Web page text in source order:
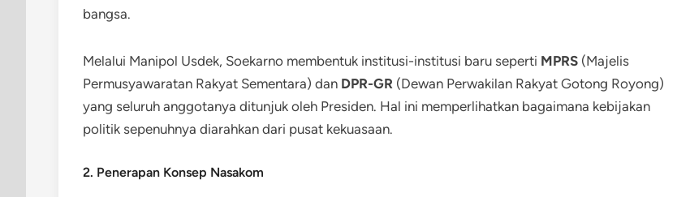
bangsa.
Melalui Manipol Usdek, Soekarno membentuk institusi-institusi baru seperti MPRS (Majelis
Permusyawaratan Rakyat Sementara) dan DPR-GR (Dewan Perwakilan Rakyat Gotong Royong)
yang seluruh anggotanya ditunjuk oleh Presiden. Hal ini memperlihatkan bagaimana kebijakan
politik sepenuhnya diarahkan dari pusat kekuasaan.
2. Penerapan Konsep Nasakom